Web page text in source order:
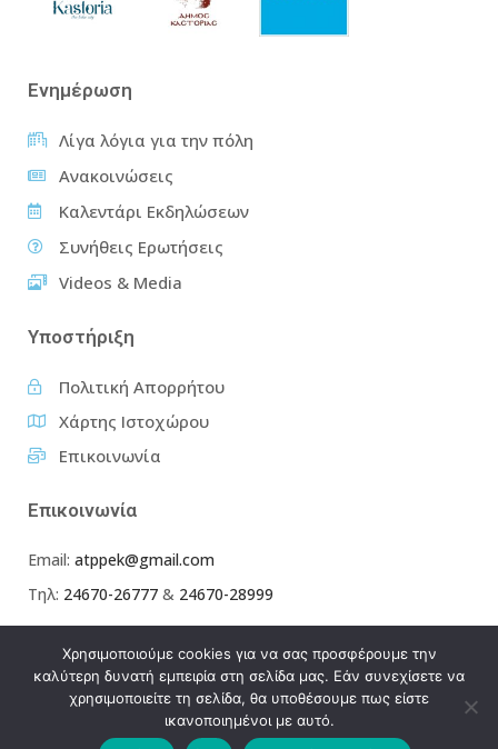
Ενημέρωση
Λίγα λόγια για την πόλη
Ανακοινώσεις
Καλεντάρι Εκδηλώσεων
Συνήθεις Ερωτήσεις
Videos & Media
Υποστήριξη
Πολιτική Απορρήτου
Χάρτης Ιστοχώρου
Επικοινωνία
Επικοινωνία
Email: atppek@gmail.com
Τηλ: 24670-26777 & 24670-28999
Χρησιμοποιούμε cookies για να σας προσφέρουμε την
καλύτερη δυνατή εμπειρία στη σελίδα μας. Εάν συνεχίσετε να
χρησιμοποιείτε τη σελίδα, θα υποθέσουμε πως είστε
ικανοποιημένοι με αυτό.